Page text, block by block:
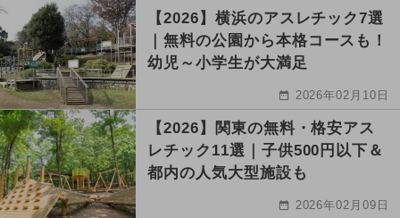
【2026】横浜のアスレチック7選
｜無料の公園から本格コースも！
幼児～小学生が大満足
2026年02月10日
【2026】関東の無料・格安アス
レチック11選｜子供500円以下＆
都内の人気大型施設も
2026年02月09日